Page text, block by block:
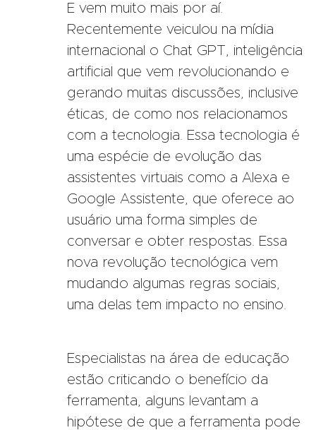
E vem muito mais por aí.
Recentemente veiculou na mídia
internacional o Chat GPT, inteligência
artificial que vem revolucionando e
gerando muitas discussões, inclusive
éticas, de como nos relacionamos
com a tecnologia. Essa tecnologia é
uma espécie de evolução das
assistentes virtuais como a Alexa e
Google Assistente, que oferece ao
usuário uma forma simples de
conversar e obter respostas. Essa
nova revolução tecnológica vem
mudando algumas regras sociais,
uma delas tem impacto no ensino.
Especialistas na área de educação
estão criticando o benefício da
ferramenta, alguns levantam a
hipótese de que a ferramenta pode